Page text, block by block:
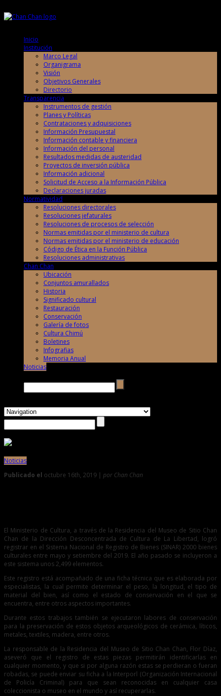
Inicio
Institución
Marco Legal
Organigrama
Visión
Objetivos Generales
Directorio
Transparencia
Instrumentos de gestión
Planes y Políticas
Contrataciones y adquisiciones
Información Presupuestal
Información contable y financiera
Información del personal
Resultados medidas de austeridad
Proyectos de inversión pública
Información adicional
Solicitud de Acceso a la Información Pública
Declaraciones juradas
Normatividad
Resoluciones directorales
Resoluciones jefaturales
Resoluciones de procesos de selección
Normas emitidas por el ministerio de cultura
Normas emitidas por el ministerio de educación
Código de Ética en la Función Pública
Resoluciones administrativas
Chan Chan
Ubicación
Conjuntos amurallados
Historia
Significado cultural
Restauración
Conservación
Galería de fotos
Cultura Chimú
Boletines
Infografias
Memoria Anual
Noticias
Noticias
Publicado el octubre 16th, 2019 | por Chan Chan
El Ministerio de Cultura, a través de la Residencia del Museo de Sitio Chan
Chan de la Dirección Desconcentrada de Cultura de La Libertad, logró
registrar en el Sistema Nacional de Registro de Bienes (SINAR) 2000 bienes
culturales entre mayo y setiembre del 2019. El año pasado se incluyeron a
este sistema unos 2,499 elementos.
Este registro está acompañado de una ficha técnica que es elaborada por
especialistas, la cual permite determinar el peso, la longitud, el tipo de
material del bien, así como el estado de conservación en el que se
encuentra, entre otros aspectos importantes.
Durante estos trabajos también se ejecutaron labores de conservación
para la preservación de estos objetos arqueológicos de cerámica, líticos,
metales, textiles, madera, entre otros.
La responsable de la Residencia del Museo de Sitio Chan Chan, Flor Díaz,
aseveró que el registro de estas piezas permitirán identificarlas en
cualquier momento, y que si por alguna razón estas se perdieran o fueran
robadas, se puede enviar su ficha a la Interporl (Organización Internacional
de Policía Criminal) para que sean reconocidas en cualquier casa
coleccionista o museo en el mundo y así recuperarlas.